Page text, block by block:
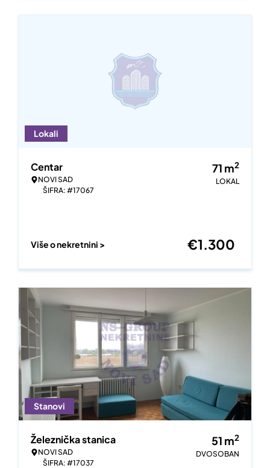
Lokali
Centar
NOVI SAD
ŠIFRA: #17067
71 m2
LOKAL
Više o nekretnini > €1.300
Stanovi
Železnička stanica
NOVI SAD
ŠIFRA: #17037
51 m2
DVOSOBAN